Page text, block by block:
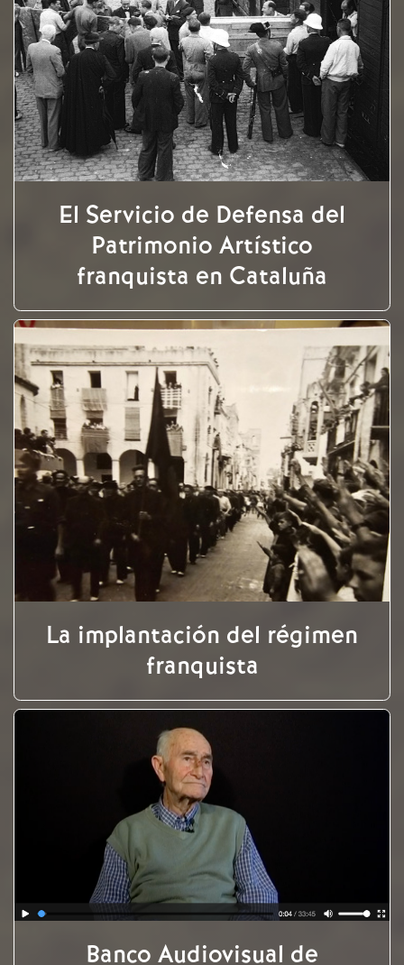
El Servicio de Defensa del
Patrimonio Artístico
franquista en Cataluña
La implantación del régimen
franquista
Banco Audiovisual de